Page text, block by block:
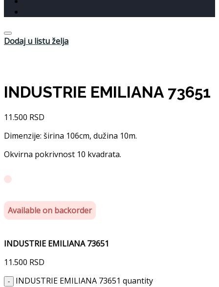
Dodaj u listu želja
INDUSTRIE EMILIANA 73651
11.500 RSD
Dimenzije: širina 106cm, dužina 10m.
Okvirna pokrivnost 10 kvadrata.
Available on backorder
INDUSTRIE EMILIANA 73651
11.500 RSD
INDUSTRIE EMILIANA 73651 quantity